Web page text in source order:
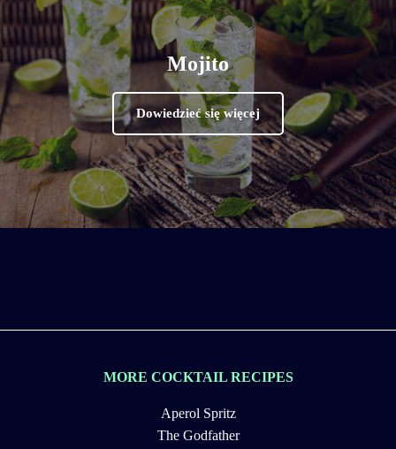
Mojito
Dowiedzieć się więcej
MORE COCKTAIL RECIPES
Aperol Spritz
The Godfather